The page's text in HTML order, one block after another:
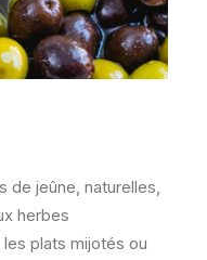
de jeûne, naturelles,
herbes
plats mijotés ou